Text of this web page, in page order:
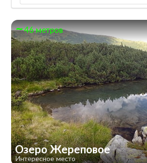
46 метров
Озеро Жереповое
Интересное место